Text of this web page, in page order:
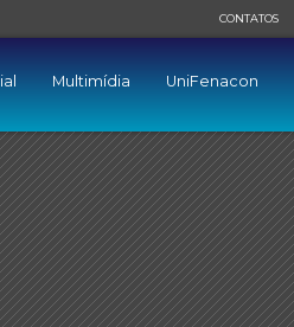
CONTATOS
Multimídia UniFenacon